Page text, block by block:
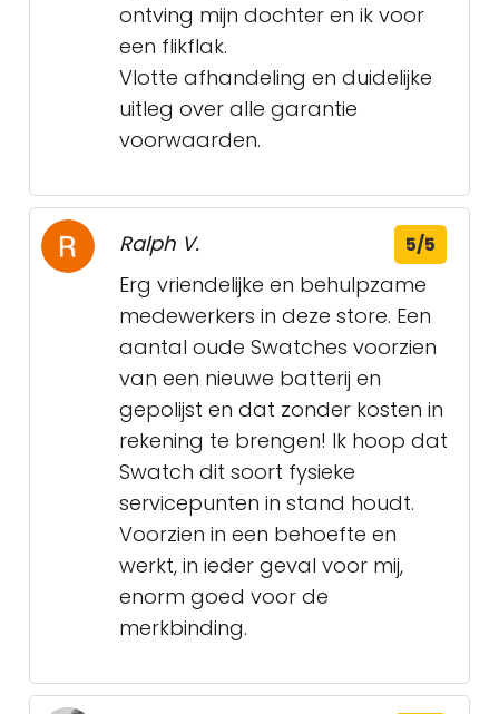
ontving mijn dochter en ik voor
een flikflak.
Vlotte afhandeling en duidelijke
uitleg over alle garantie
voorwaarden.
Ralph V. 5/5
Erg vriendelijke en behulpzame
medewerkers in deze store. Een
aantal oude Swatches voorzien
van een nieuwe batterij en
gepolijst en dat zonder kosten in
rekening te brengen! Ik hoop dat
Swatch dit soort fysieke
servicepunten in stand houdt.
Voorzien in een behoefte en
werkt, in ieder geval voor mij,
enorm goed voor de
merkbinding.